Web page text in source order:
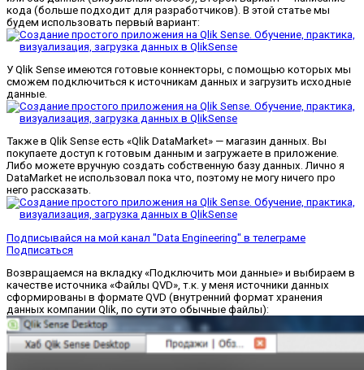
кода (больше подходит для разработчиков). В этой статье мы
будем использовать первый вариант:
У Qlik Sense имеются готовые коннекторы, с помощью которых мы
сможем подключиться к источникам данных и загрузить исходные
данные.
Также в Qlik Sense есть «Qlik DataMarket» — магазин данных. Вы
покупаете доступ к готовым данным и загружаете в приложение.
Либо можете вручную создать собственную базу данных. Лично я
DataMarket не использовал пока что, поэтому не могу ничего про
него рассказать.
Подписывайся на мой канал "Data Engineering" в телеграме
Подписаться
Возвращаемся на вкладку «Подключить мои данные» и выбираем в
качестве источника «Файлы QVD», т.к. у меня источники данных
сформированы в формате QVD (внутренний формат хранения
данных компании Qlik, по сути это обычные файлы):